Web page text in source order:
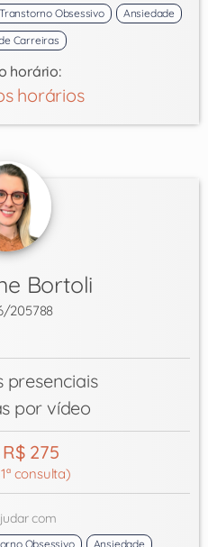
Obsessivo
Ansiedade
Carreiras
horário:
horários
Bortoli
205788
presenciais
por vídeo
275
consulta)
com
Obsessivo
Ansiedade